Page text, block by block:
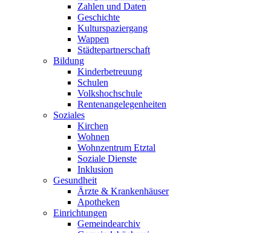
Zahlen und Daten
Geschichte
Kulturspaziergang
Wappen
Städtepartnerschaft
Bildung
Kinderbetreuung
Schulen
Volkshochschule
Rentenangelegenheiten
Soziales
Kirchen
Wohnen
Wohnzentrum Etztal
Soziale Dienste
Inklusion
Gesundheit
Ärzte & Krankenhäuser
Apotheken
Einrichtungen
Gemeindearchiv